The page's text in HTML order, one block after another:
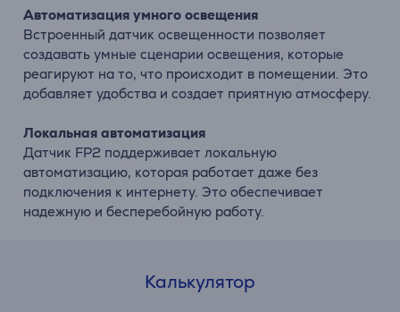
Автоматизация умного освещения
Встроенный датчик освещенности позволяет
создавать умные сценарии освещения, которые
реагируют на то, что происходит в помещении. Это
добавляет удобства и создает приятную атмосферу.
Локальная автоматизация
Датчик FP2 поддерживает локальную
автоматизацию, которая работает даже без
подключения к интернету. Это обеспечивает
надежную и бесперебойную работу.
Калькулятор